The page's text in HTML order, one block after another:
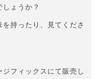
ょうか？
持ったり、見てくださ
フィックスにて販売し